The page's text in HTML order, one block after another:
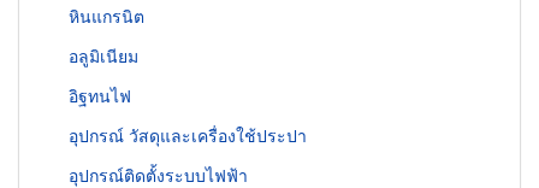
หินแกรนิต
อลูมิเนียม
อิฐทนไฟ
อุปกรณ์ วัสดุและเครื่องใช้ประปา
อุปกรณ์ติดตั้งระบบไฟฟ้า